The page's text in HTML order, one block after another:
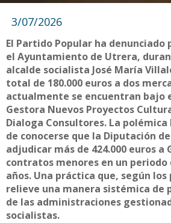
3/07/2026
El Partido Popular ha
el Ayuntamiento de Utrera,
alcalde socialista José María
total de 180.000 euros a dos
actualmente se encuentran bajo
Gestora Nuevos Proyectos
Dialoga Consultores. La
de conocerse que la Diputación
adjudicar más de 424.000 euros a
contratos menores en un periodo
años. Una práctica que, según
relieve una manera sistémica de
de las administraciones
socialistas.